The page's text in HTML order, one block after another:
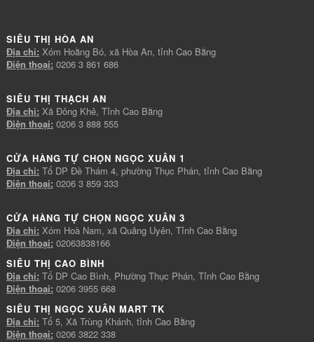
SIÊU THỊ HÒA AN
Địa chỉ: Xóm Hoằng Bó, xã Hòa An, tỉnh Cao Bằng
Điện thoại: 0206 3 861 686
SIÊU THỊ THẠCH AN
Địa chỉ: Xã Đông Khê, Tỉnh Cao Bằng
Điện thoại: 0206 3 888 555
CỬA HÀNG TỰ CHỌN NGỌC XUÂN 1
Địa chỉ: Tổ DP Đề Thám 4, phường Thục Phán, tỉnh Cao Bằng
Điện thoại: 0206 3 859 333
CỬA HÀNG TỰ CHỌN NGỌC XUÂN 3
Địa chỉ: Xóm Hoà Nam, xã Quảng Uyên, Tỉnh Cao Bằng
Điện thoại: 02063838166
SIÊU THỊ CAO BÌNH
Địa chỉ: Tổ DP Cao Bình, Phường Thục Phán, Tỉnh Cao Bằng
Điện thoại: 0206 3955 668
SIÊU THỊ NGỌC XUÂN MART TK
Địa chỉ: Tổ 5, Xã Trùng Khánh, tỉnh Cao Bằng
Điện thoại: 0206 3822 338